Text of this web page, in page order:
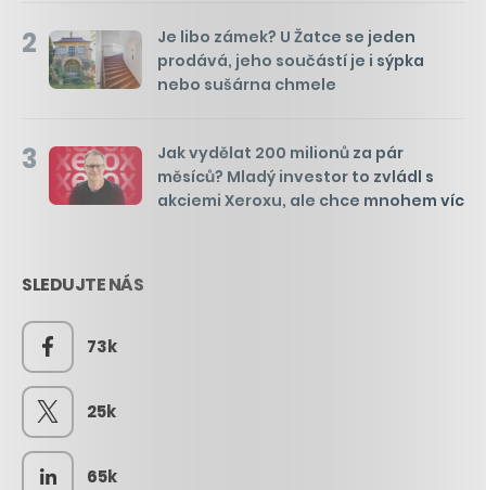
2
Je libo zámek? U Žatce se jeden
prodává, jeho součástí je i sýpka
nebo sušárna chmele
3
Jak vydělat 200 milionů za pár
měsíců? Mladý investor to zvládl s
akciemi Xeroxu, ale chce mnohem víc
SLEDUJTE NÁS
73k
25k
65k